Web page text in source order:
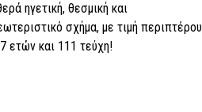
ηγετική, θεσμική και
σχήμα, με τιμή περιπτέρου
ετών και 111 τεύχη!